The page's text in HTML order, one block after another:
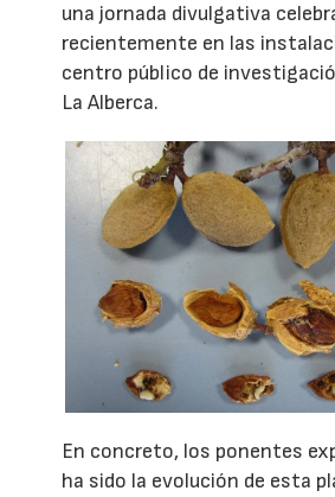
una jornada divulgativa
recientemente en las
centro público de
La Alberca.
En concreto, los ponentes
ha sido la evolución de esta